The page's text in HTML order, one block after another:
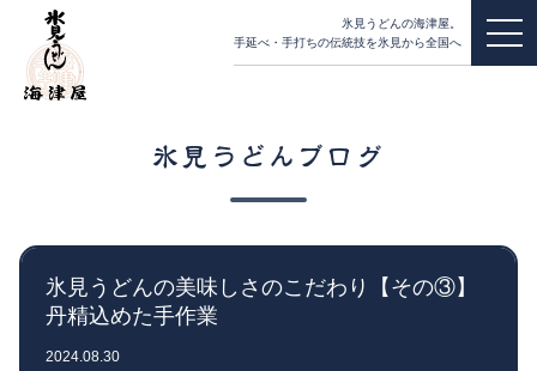
氷見うどんの海津屋。
手延べ・手打ちの伝統技を氷見から全国へ
氷見うどんブログ
氷見うどんの美味しさのこだわり【その③】
丹精込めた手作業
2024.08.30